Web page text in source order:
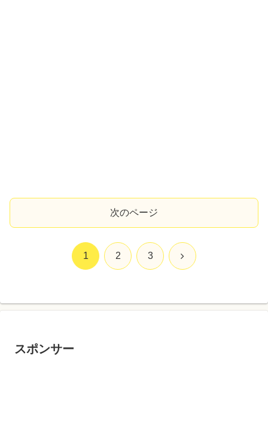
次のページ
1 2 3 次
スポンサー